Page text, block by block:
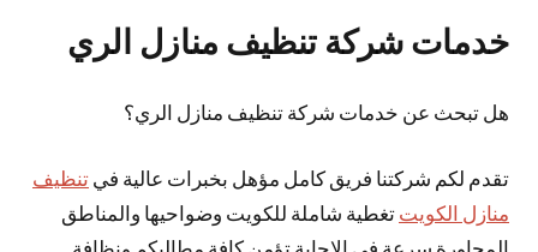
خدمات شركة تنظيف منازل الري
هل تبحث عن خدمات شركة تنظيف منازل الري؟
تقدم لكم شركتنا فريق كامل مؤهل بخبرات عالية في تنظيف
منازل الكويت تغطية شاملة للكويت وضواحيها والمناطق
المجاورة سرعة في الإجابة تؤمن كافة مطالبكم ونظافة